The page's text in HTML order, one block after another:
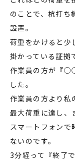
のことで、杭打ち
設置。
荷重をかけると少
掛かっている証拠
作業員の方が『
した。
作業員の方より私
最大荷重に達し、
スマートフォンで
ないのです。
3分経って『終了で